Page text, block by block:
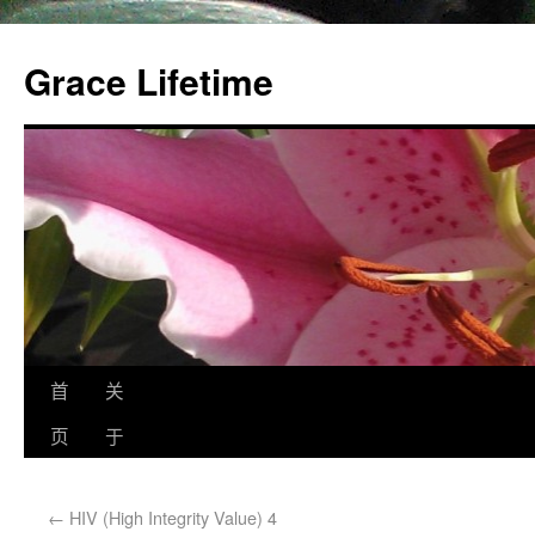
Grace Lifetime
首
页
关
于
← HIV (High Integrity Value) 4